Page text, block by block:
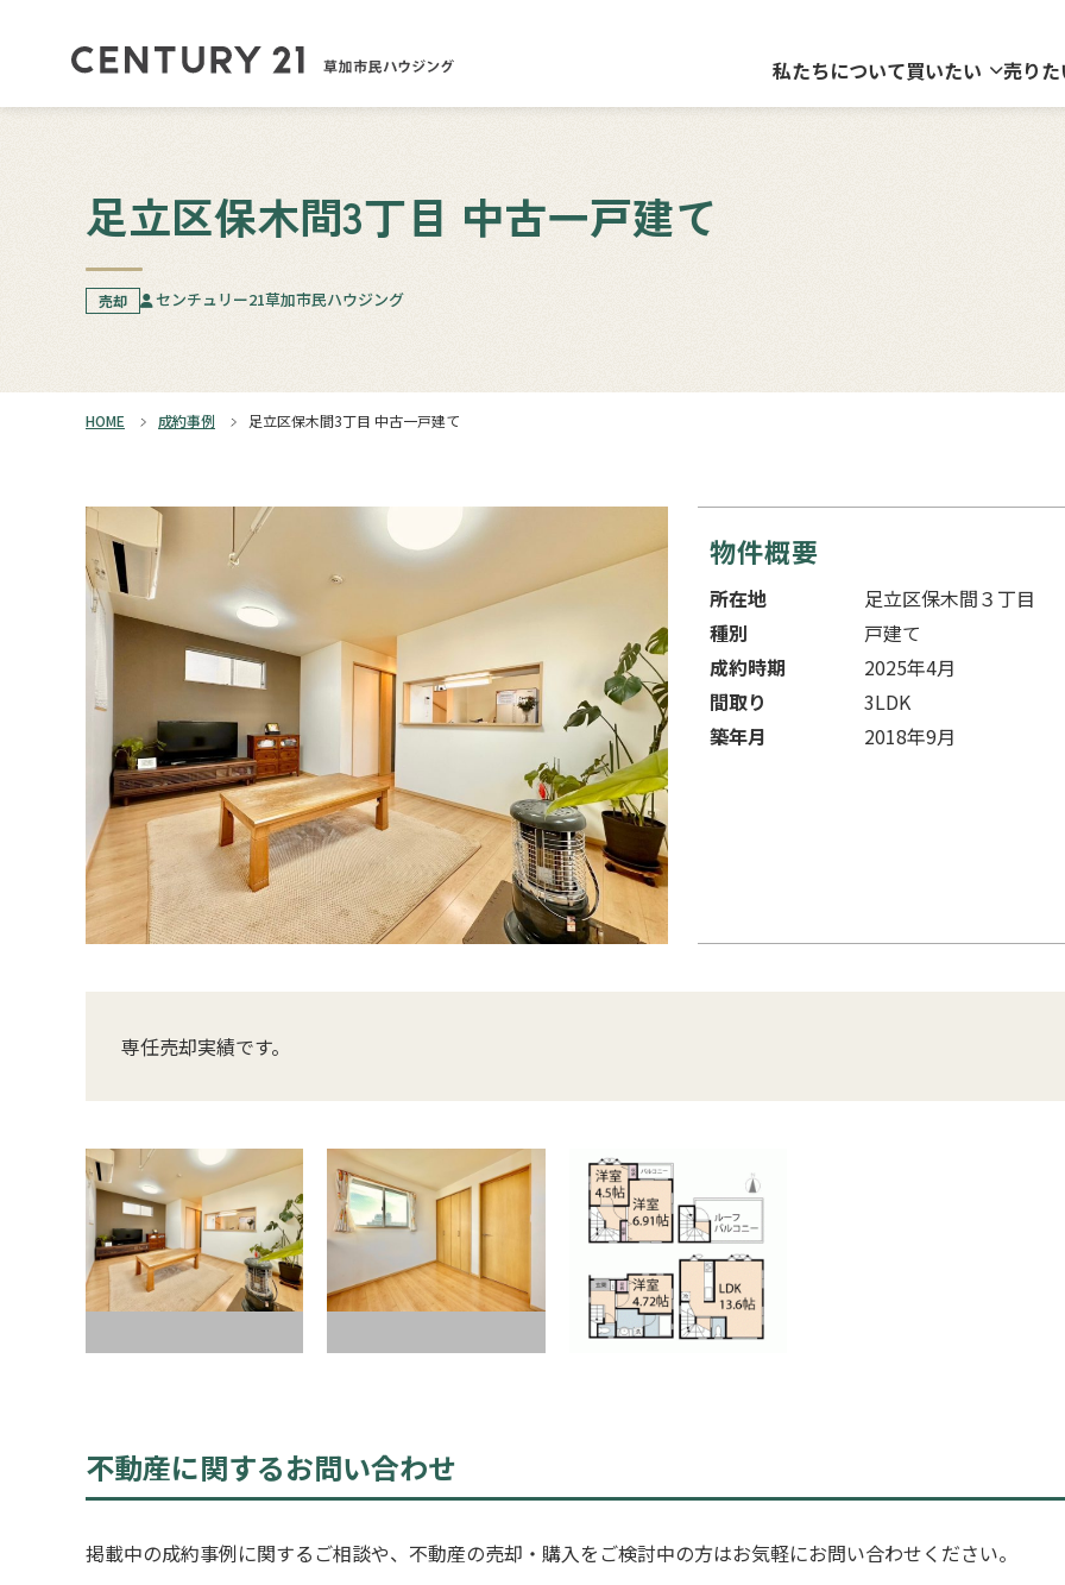
私たちについて買いたい 売りた
足立区保木間3丁目 中古一戸建て
売却 センチュリー21草加市民ハウジング
HOME 成約事例 足立区保木間3丁目 中古一戸建て
物件概要
所在地
足立区保木間３丁目
種別
戸建て
成約時期
2025年4月
間取り
3LDK
築年月
2018年9月
専任売却実績です。
不動産に関するお問い合わせ
掲載中の成約事例に関するご相談や、不動産の売却・購入をご検討中の方はお気軽にお問い合わせください。